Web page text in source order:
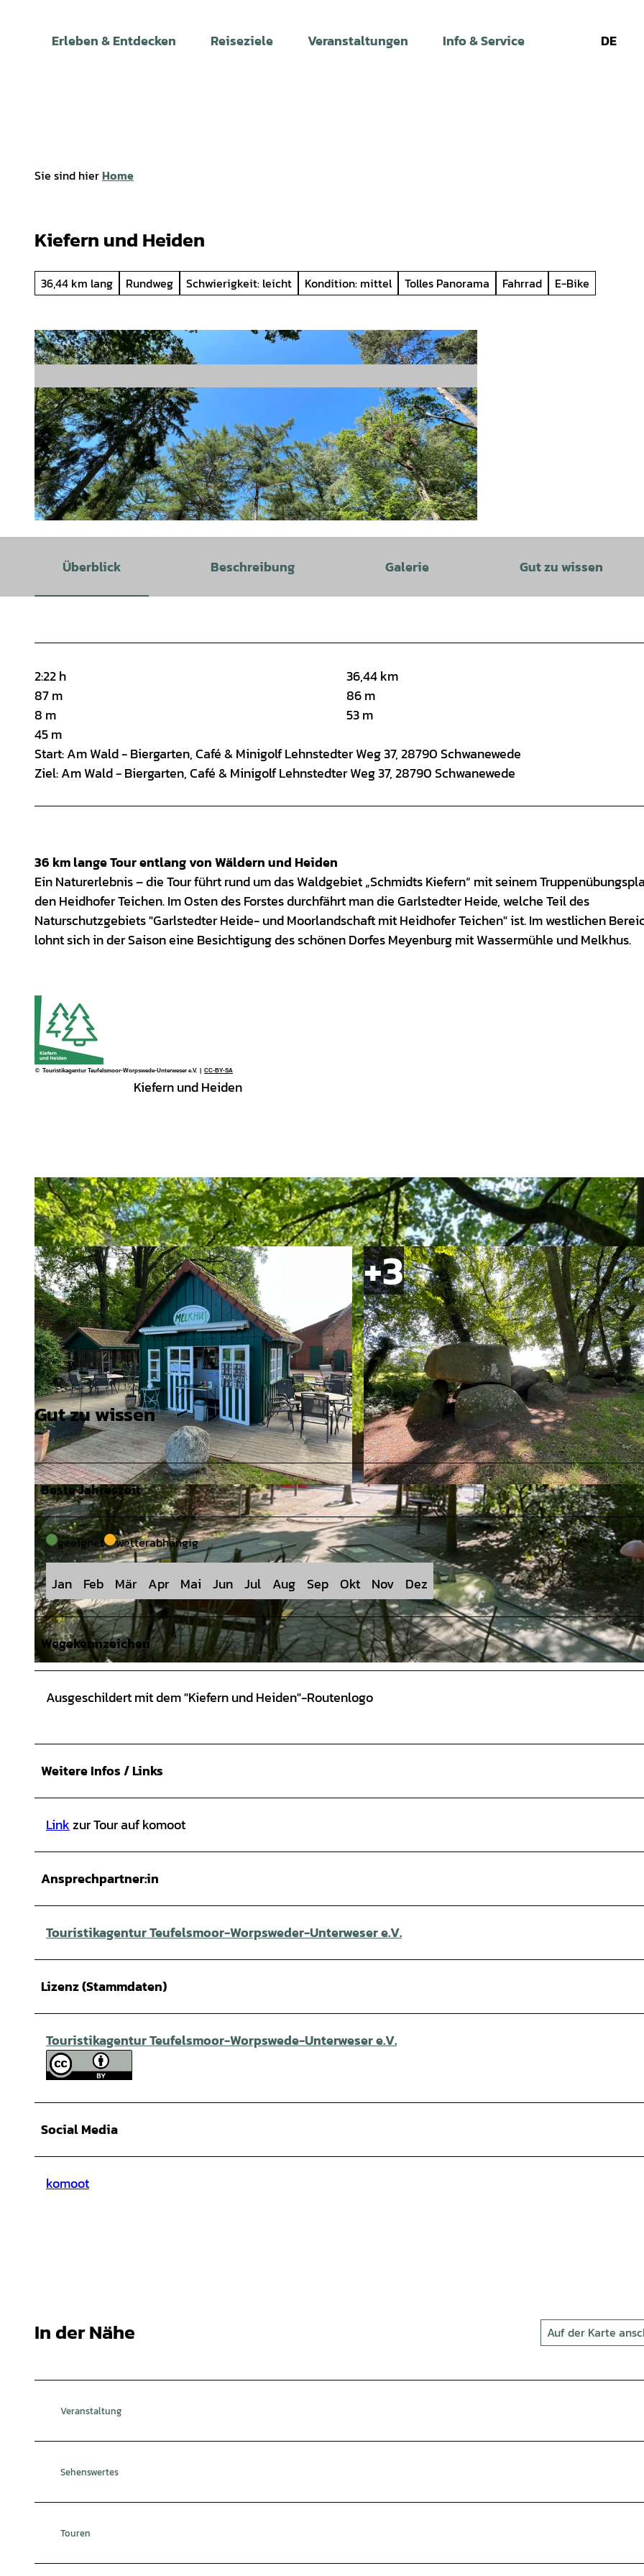
Erleben & Entdecken Reiseziele Veranstaltungen Info & Service DE
Sie sind hierHome
Kiefern und Heiden
36,44 km lang Rundweg Schwierigkeit: leicht Kondition: mittel Tolles Panorama Fahrrad E-Bike
Überblick Beschreibung Galerie Gut zu wissen
2:22 h
36,44 km
87 m
86 m
8 m
53 m
45 m
Start: Am Wald - Biergarten, Café & Minigolf Lehnstedter Weg 37, 28790 Schwanewede
Ziel: Am Wald - Biergarten, Café & Minigolf Lehnstedter Weg 37, 28790 Schwanewede
36 km lange Tour entlang von Wäldern und Heiden
Ein Naturerlebnis – die Tour führt rund um das Waldgebiet „Schmidts Kiefern“ mit seinem
den Heidhofer Teichen. Im Osten des Forstes durchfährt man die Garlstedter Heide, welche Teil des
Naturschutzgebiets "Garlstedter Heide- und Moorlandschaft mit Heidhofer Teichen" ist. Im westlichen
lohnt sich in der Saison eine Besichtigung des schönen Dorfes Meyenburg mit Wassermühle und Melkhus.
© Touristikagentur Teufelsmoor-Worpswede-Unterweser e.V. | CC-BY-SA
Kiefern und Heiden
© Saskia Hansen - Touristikagentur Teufelsmoor-Worpswede-Unterweser e.V. | CC-BY-SA © Saskia Hansen - Touristikagentur Teufelsmoor-Worpswede-Unterweser e.V. |CC-BY-SA
Gut zu wissen
Beste Jahreszeit
geeignet wetterabhängig
Jan Feb Mär Apr Mai Jun Jul Aug Sep Okt Nov Dez
Wegekennzeichen
Ausgeschildert mit dem "Kiefern und Heiden"-Routenlogo
Weitere Infos / Links
Linkzur Tour auf komoot
Ansprechpartner:in
Touristikagentur Teufelsmoor-Worpsweder-Unterweser e.V.
Lizenz (Stammdaten)
Touristikagentur Teufelsmoor-Worpswede-Unterweser e.V.
Social Media
komoot
In der Nähe Auf der Karte
Veranstaltung
Sehenswertes
Touren